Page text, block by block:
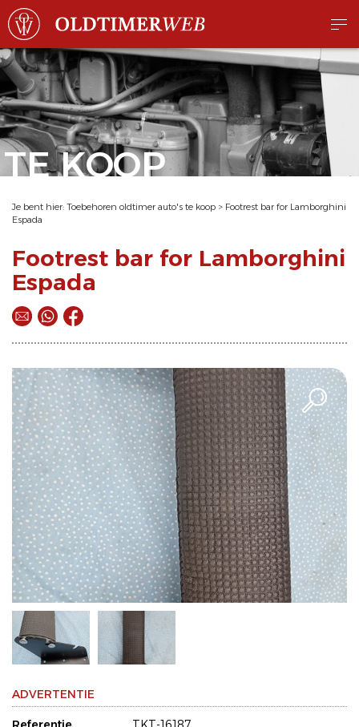
TE KOOP
Je bent hier: Toebehoren oldtimer auto's te koop > Footrest bar for Lamborghini
Espada
Footrest bar for Lamborghini
Espada
ADVERTENTIE